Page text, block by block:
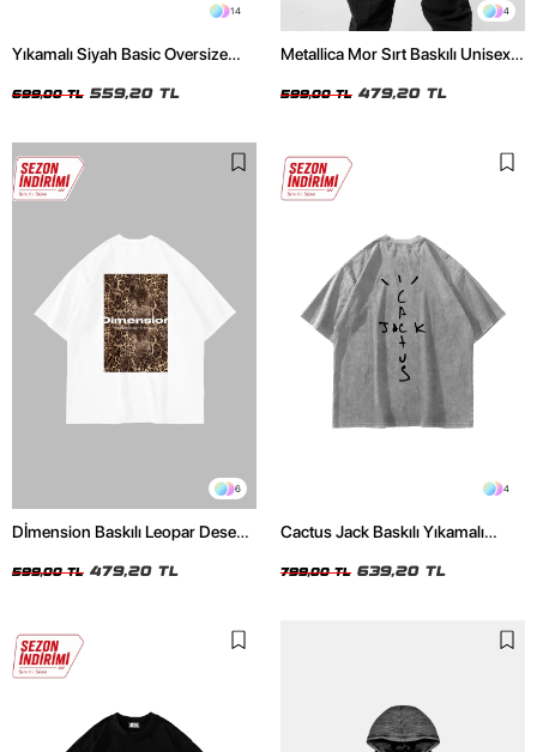
14
Yıkamalı Siyah Basic Oversize
699,00 TL 559,20 TL
4
Metallica Mor Sırt Baskılı Unisex
599,00 TL 479,20 TL
6
Dİmension Baskılı Leopar Desenli
Tshirt
599,00 TL 479,20 TL
4
Cactus Jack Baskılı Yıkamalı
799,00 TL 639,20 TL